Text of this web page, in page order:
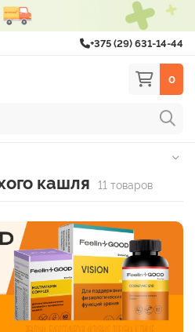
+375 (29) 631-14-44
0
кашля 11 товаров